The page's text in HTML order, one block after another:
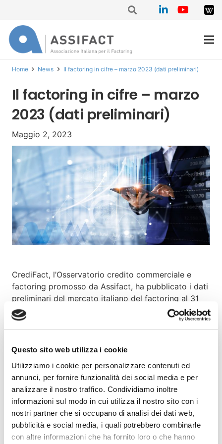
Questo sito web utilizza i cookie
Utilizziamo i cookie per personalizzare contenuti ed
annunci, per fornire funzionalità dei social media e per
analizzare il nostro traffico. Condividiamo inoltre
informazioni sul modo in cui utilizza il nostro sito con i
nostri partner che si occupano di analisi dei dati web,
pubblicità e social media, i quali potrebbero combinarle
con altre informazioni che ha fornito loro o che hanno
Home News Il factoring in cifre – marzo 2023 (dati preliminari)
Il factoring in cifre – marzo
2023 (dati preliminari)
Maggio 2, 2023
CrediFact, l’Osservatorio credito commerciale e
factoring promosso da Assifact, ha pubblicato i dati
preliminari del mercato italiano del factoring al 31
marzo 2023.
trimestre ha registrato un turnover cumulativo di
all’anno precedente. Lo stock delle anticipazioni e
corrispettivi erogati ammonta a 49,27 miliardi di
euro, attestandosi a un tasso di crescita di oltre il
4%.
Clicca qui per saperne di più.